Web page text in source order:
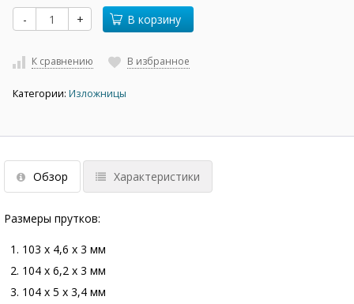
- + В корзину
К сравнению В избранное
Категории: Изложницы
Обзор Характеристики
Размеры прутков:
103 х 4,6 х 3 мм
104 х 6,2 х 3 мм
104 х 5 х 3,4 мм